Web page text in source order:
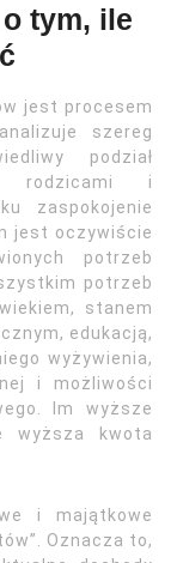
tym, ile
jest procesem
szereg
podział
rodzicami i
zaspokojenie
jest oczywiście
potrzeb
potrzeb
stanem
edukacją,
wyżywienia,
i możliwości
Im wyższe
wyższa kwota
i majątkowe
Oznacza to,